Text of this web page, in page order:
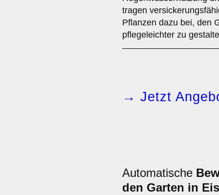
tragen
Pflanzen dazu bei, den
pflegeleichter zu
→ Jetzt
Automatische
den Garten in